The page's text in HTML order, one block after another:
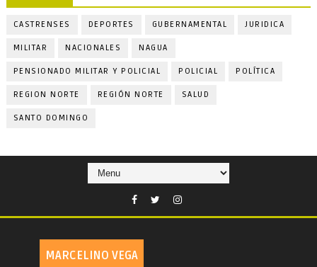
CASTRENSES DEPORTES GUBERNAMENTAL JURIDICA
MILITAR NACIONALES NAGUA
PENSIONADO MILITAR Y POLICIAL POLICIAL POLÍTICA
REGION NORTE REGIÓN NORTE SALUD
SANTO DOMINGO
MARCELINO VEGA